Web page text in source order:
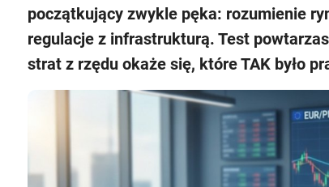
początkujący zwykle pęka: rozumienie
regulacje z infrastrukturą. Test
strat z rzędu okaże się, które TAK było